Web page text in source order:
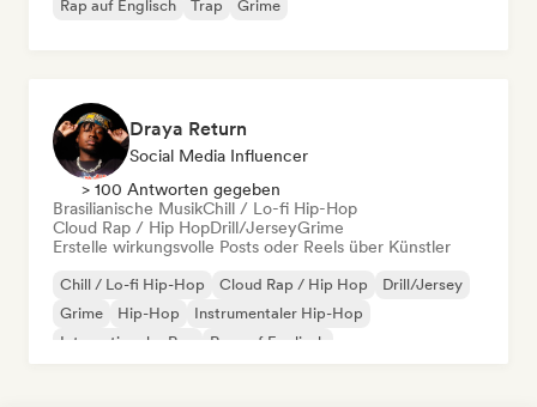
Rap auf Englisch
Trap Grime
Draya Return
Social Media Influencer
> 100 Antworten gegeben
Brasilianische MusikChill / Lo-fi Hip-Hop
Cloud Rap / Hip HopDrill/JerseyGrime
Erstelle wirkungsvolle Posts oder Reels über Künstler
Chill / Lo-fi Hip-Hop Cloud Rap / Hip Hop
Drill/Jersey
Grime
Hip-Hop
Instrumentaler Hip-Hop
Internationaler Rap
Rap auf Englisch